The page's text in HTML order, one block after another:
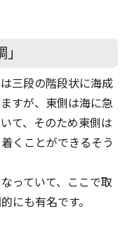
三段の階段状に海成
すが、東側は海に急
て、そのため東側は
くことができるそう
っていて、ここで取
にも有名です。